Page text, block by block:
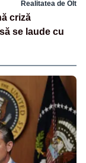
Realitatea de Olt
criză
se laude cu